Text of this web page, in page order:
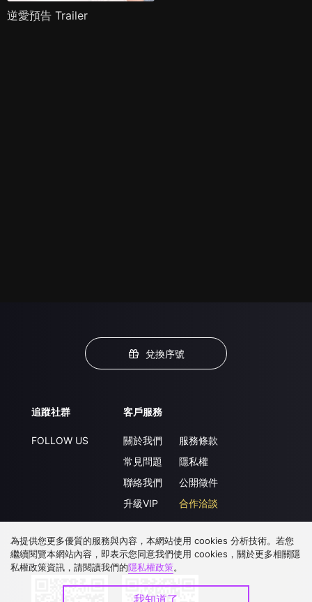
逆愛預告 Trailer
兌換序號
追蹤社群
FOLLOW US
客戶服務
關於我們
常見問題
聯絡我們
升級VIP
服務條款
隱私權
公開徵件
合作洽談
下載 APP
為提供您更多優質的服務與內容，本網站使用 cookies 分析技術。若您
繼續閱覽本網站內容，即表示您同意我們使用 cookies，關於更多相關隱
私權政策資訊，請閱讀我們的隱私權政策。
我知道了